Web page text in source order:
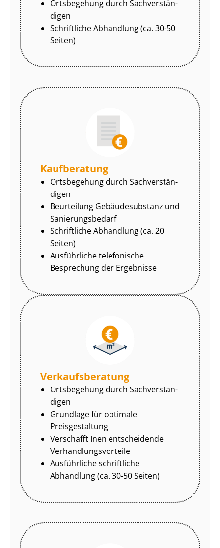
Ortsbegehung durch Sach­ver­stän­
di­gen
Schriftliche Abhandlung (ca. 30-50
Seiten)
Kaufberatung
Ortsbegehung durch Sach­ver­stän­
di­gen
Beurteilung Gebäudesubstanz und
Sa­nie­rungs­be­darf
Schriftliche Abhandlung (ca. 20
Seiten)
Ausführliche telefonische
Besprechung der Ergebnisse
Ver­kaufs­be­ra­tung
Ortsbegehung durch Sach­ver­stän­
di­gen
Grundlage für optimale
Preisgestaltung
Verschafft Inen entscheidende
Ver­hand­lungs­vor­tei­le
Ausführliche schriftliche
Abhandlung (ca. 30-50 Seiten)